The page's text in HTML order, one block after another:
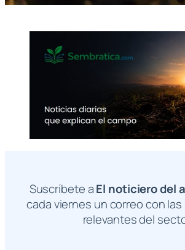
Suscríbete aEl noticiero del
cada viernes un correo con
relevantes del